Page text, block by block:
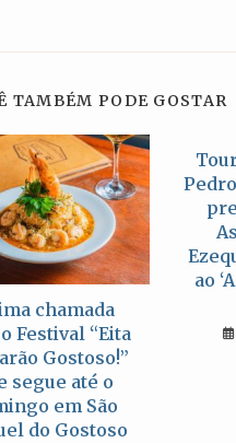
TAMBÉM PODE GOSTAR
chamada
Festival “Eita
Gostoso!”
segue até o
em São
do Gostoso
ao